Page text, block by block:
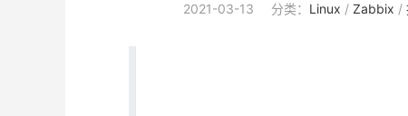
2021-03-13 分类： Linux / Zabbix /